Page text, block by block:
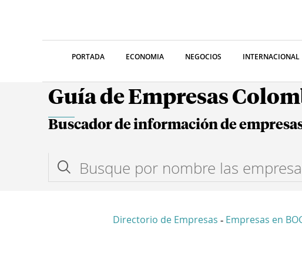
PORTADA ECONOMIA NEGOCIOS INTERNACIONAL
Guía de Empresas
Buscador de información de
Directorio de Empresas - Empresas en